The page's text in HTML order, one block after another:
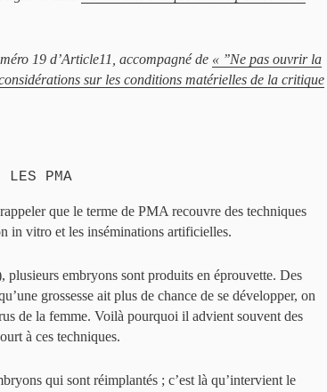
19 d’Article11 , accompagné de « ’’Ne pas ouvrir la
sur les conditions matérielles de la critique
LES PMA
que le terme de PMA recouvre des techniques
in vitro et les inséminations artificielles.
plusieurs embryons sont produits en éprouvette. Des
grossesse ait plus de chance de se développer, on
de la femme. Voilà pourquoi il advient souvent des
à ces techniques.
qui sont réimplantés ; c’est là qu’intervient le